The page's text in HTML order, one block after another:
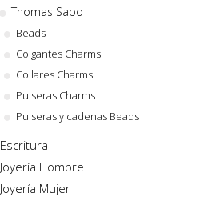
Thomas Sabo
Beads
Colgantes Charms
Collares Charms
Pulseras Charms
Pulseras y cadenas Beads
Escritura
Joyería Hombre
Joyería Mujer